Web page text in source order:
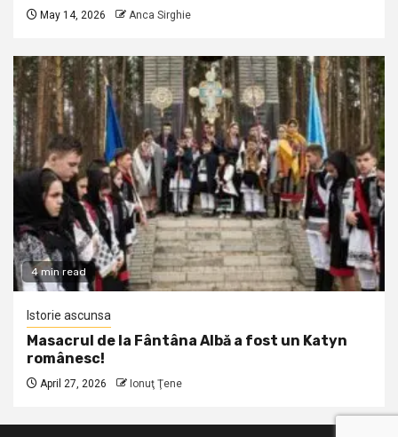
May 14, 2026 Anca Sirghie
4 min read
Istorie ascunsa
Masacrul de la Fântâna Albă a fost un Katyn
românesc!
April 27, 2026 Ionuţ Ţene